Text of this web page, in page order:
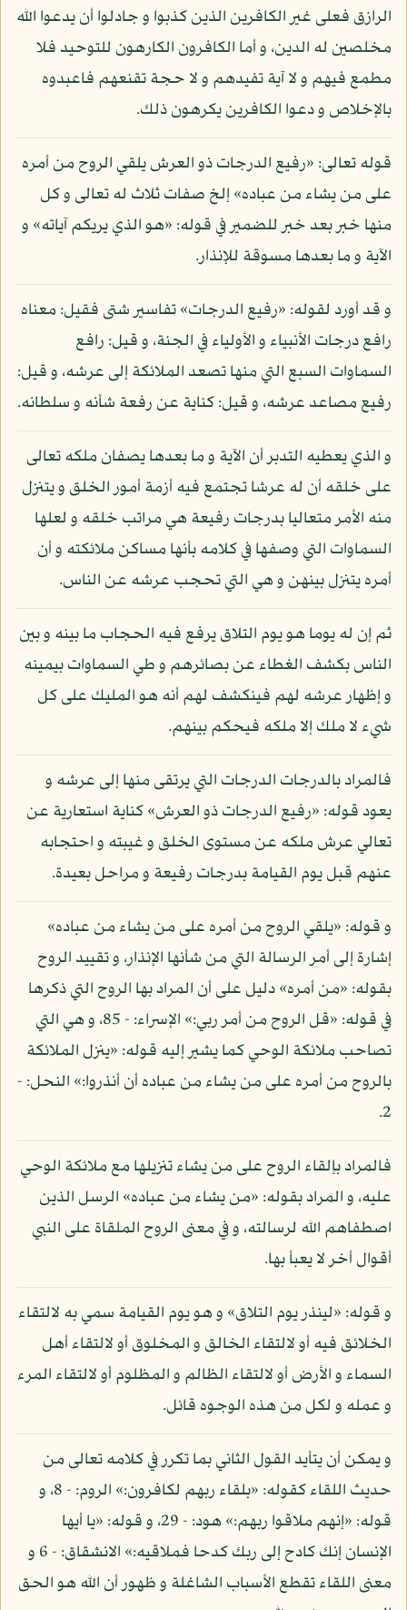
الرازق فعلى غير الكافرين الذين كذبوا و جادلوا أن يدعوا الله
مخلصين له الدين، و أما الكافرون الكارهون للتوحيد فلا
مطمع فيهم و لا آية تفيدهم و لا حجة تقنعهم فاعبدوه
بالإخلاص و دعوا الكافرين يكرهون ذلك.
قوله تعالى: «رفيع الدرجات ذو العرش يلقي الروح من أمره
على من يشاء من عباده» إلخ صفات ثلاث له تعالى و كل
منها خبر بعد خبر للضمير في قوله: «هو الذي يريكم آياته» و
الآية و ما بعدها مسوقة للإنذار.
و قد أورد لقوله: «رفيع الدرجات» تفاسير شتى فقيل: معناه
رافع درجات الأنبياء و الأولياء في الجنة، و قيل: رافع
السماوات السبع التي منها تصعد الملائكة إلى عرشه، و قيل:
رفيع مصاعد عرشه، و قيل: كناية عن رفعة شأنه و سلطانه.
و الذي يعطيه التدبر أن الآية و ما بعدها يصفان ملكه تعالى
على خلقه أن له عرشا تجتمع فيه أزمة أمور الخلق و يتنزل
منه الأمر متعاليا بدرجات رفيعة هي مراتب خلقه و لعلها
السماوات التي وصفها في كلامه بأنها مساكن ملائكته و أن
أمره يتنزل بينهن و هي التي تحجب عرشه عن الناس.
ثم إن له يوما هو يوم التلاق يرفع فيه الحجاب ما بينه و بين
الناس بكشف الغطاء عن بصائرهم و طي السماوات بيمينه
و إظهار عرشه لهم فينكشف لهم أنه هو المليك على كل
شيء لا ملك إلا ملكه فيحكم بينهم.
فالمراد بالدرجات الدرجات التي يرتقى منها إلى عرشه و
يعود قوله: «رفيع الدرجات ذو العرش» كناية استعارية عن
تعالي عرش ملكه عن مستوى الخلق و غيبته و احتجابه
عنهم قبل يوم القيامة بدرجات رفيعة و مراحل بعيدة.
و قوله: «يلقي الروح من أمره على من يشاء من عباده»
إشارة إلى أمر الرسالة التي من شأنها الإنذار، و تقييد الروح
بقوله: «من أمره» دليل على أن المراد بها الروح التي ذكرها
في قوله: «قل الروح من أمر ربي:» الإسراء: - 85، و هي التي
تصاحب ملائكة الوحي كما يشير إليه قوله: «ينزل الملائكة
بالروح من أمره على من يشاء من عباده أن أنذروا:» النحل: -
2.
فالمراد بإلقاء الروح على من يشاء تنزيلها مع ملائكة الوحي
عليه، و المراد بقوله: «من يشاء من عباده» الرسل الذين
اصطفاهم الله لرسالته، و في معنى الروح الملقاة على النبي
أقوال أخر لا يعبأ بها.
و قوله: «لينذر يوم التلاق» و هو يوم القيامة سمي به لالتقاء
الخلائق فيه أو لالتقاء الخالق و المخلوق أو لالتقاء أهل
السماء و الأرض أو لالتقاء الظالم و المظلوم أو لالتقاء المرء
و عمله و لكل من هذه الوجوه قائل.
و يمكن أن يتأيد القول الثاني بما تكرر في كلامه تعالى من
حديث اللقاء كقوله: «بلقاء ربهم لكافرون:» الروم: - 8، و
قوله: «إنهم ملاقوا ربهم:» هود: - 29، و قوله: «يا أيها
الإنسان إنك كادح إلى ربك كدحا فملاقيه:» الانشقاق: - 6 و
معنى اللقاء تقطع الأسباب الشاغلة و ظهور أن الله هو الحق